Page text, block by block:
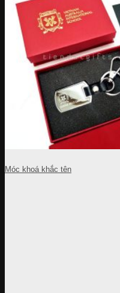
Móc khoá khắc tên